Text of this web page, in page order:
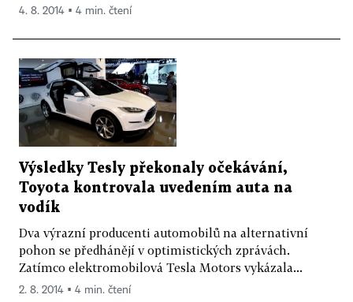
4. 8. 2014 ▪ 4 min. čtení
Výsledky Tesly překonaly očekávání,
Toyota kontrovala uvedením auta na
vodík
Dva výrazní producenti automobilů na alternativní
pohon se předhánějí v optimistických zprávách.
Zatímco elektromobilová Tesla Motors vykázala...
2. 8. 2014 ▪ 4 min. čtení